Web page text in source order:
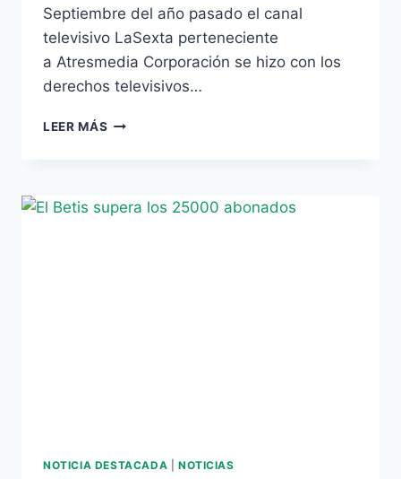
Septiembre del año pasado el canal
televisivo LaSexta perteneciente
a Atresmedia Corporación se hizo con los
derechos televisivos…
LEER MÁS LOS
BALOMPIÉ
NOTICIA DESTACADA NOTICIAS